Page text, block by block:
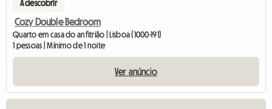
A descobrir
Cozy Double Bedroom
Quarto em casa do anfitrião | Lisboa (1000-191)
1 pessoas | Mínimo de 1 noite
Ver anúncio